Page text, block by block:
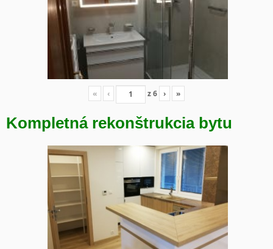
« ‹ z6 › »
Kompletná rekonštrukcia bytu